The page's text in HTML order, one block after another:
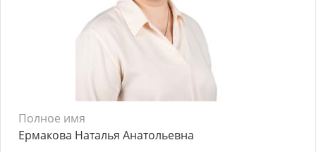
Полное имя
Ермакова Наталья Анатольевна